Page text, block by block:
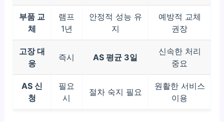
부품 교
체
램프
1년
안정적 성능 유
지
예방적 교체
권장
고장 대
응
즉시 AS 평균 3일
신속한 처리
중요
AS 신
청
필요
시
절차 숙지 필요
원활한 서비스
이용